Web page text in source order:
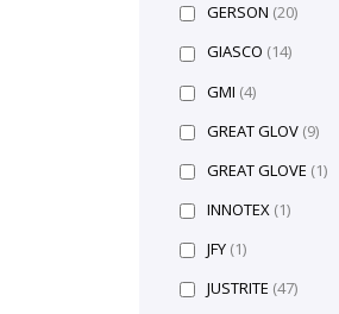
GERSON (20)
GIASCO (14)
GMI (4)
GREAT GLOV (9)
GREAT GLOVE (1)
INNOTEX (1)
JFY (1)
JUSTRITE (47)